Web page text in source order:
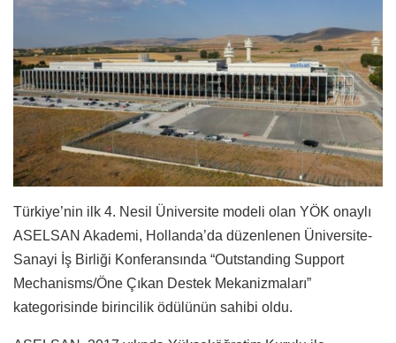
Türkiye’nin ilk 4. Nesil Üniversite modeli olan YÖK onaylı
ASELSAN Akademi, Hollanda’da düzenlenen Üniversite-
Sanayi İş Birliği Konferansında “Outstanding Support
Mechanisms/Öne Çıkan Destek Mekanizmaları”
kategorisinde birincilik ödülünün sahibi oldu.